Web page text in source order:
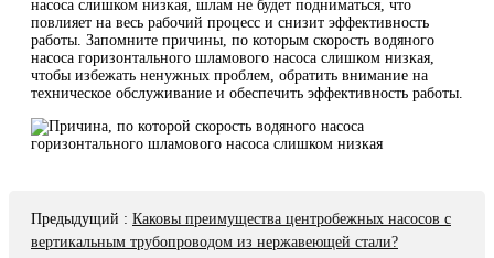
насоса слишком низкая, шлам не будет подниматься, что
повлияет на весь рабочий процесс и снизит эффективность
работы. Запомните причины, по которым скорость водяного
насоса горизонтального шламового насоса слишком низкая,
чтобы избежать ненужных проблем, обратить внимание на
техническое обслуживание и обеспечить эффективность работы.
Предыдущий : Каковы преимущества центробежных насосов с
вертикальным трубопроводом из нержавеющей стали?